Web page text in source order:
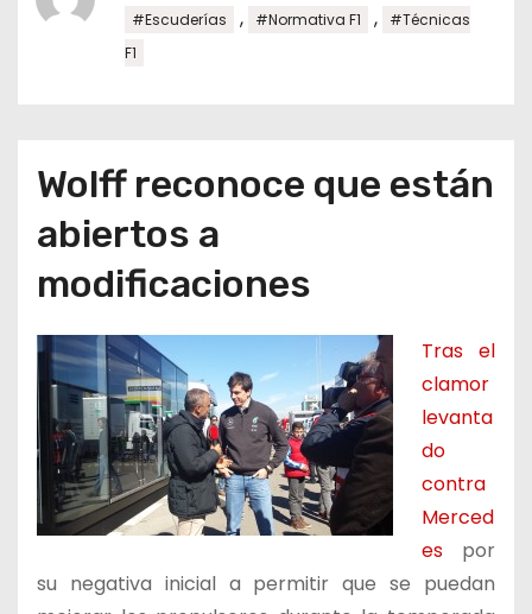
#Escuderías , #Normativa F1 ,
#Técnicas
F1
Wolff reconoce que están
abiertos a
modificaciones
Tras el
clamor
levanta
do
contra
Merced
es por
su negativa inicial a permitir que se puedan